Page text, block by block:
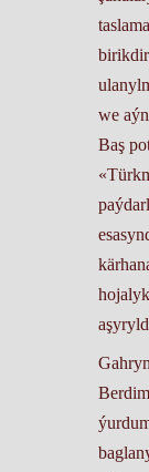
we
Baş